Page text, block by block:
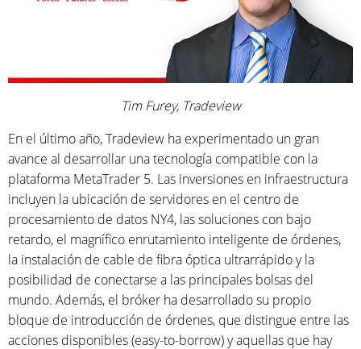
Tim Furey, Tradeview
En el último año, Tradeview ha experimentado un gran
avance al desarrollar una tecnología compatible con la
plataforma MetaTrader 5. Las inversiones en infraestructura
incluyen la ubicación de servidores en el centro de
procesamiento de datos NY4, las soluciones con bajo
retardo, el magnífico enrutamiento inteligente de órdenes,
la instalación de cable de fibra óptica ultrarrápido y la
posibilidad de conectarse a las principales bolsas del
mundo. Además, el bróker ha desarrollado su propio
bloque de introducción de órdenes, que distingue entre las
acciones disponibles (easy-to-borrow) y aquellas que hay